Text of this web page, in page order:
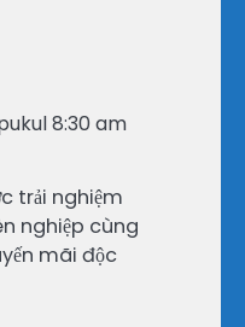
8:30 am
trải nghiệm
nghiệp cùng
mãi độc